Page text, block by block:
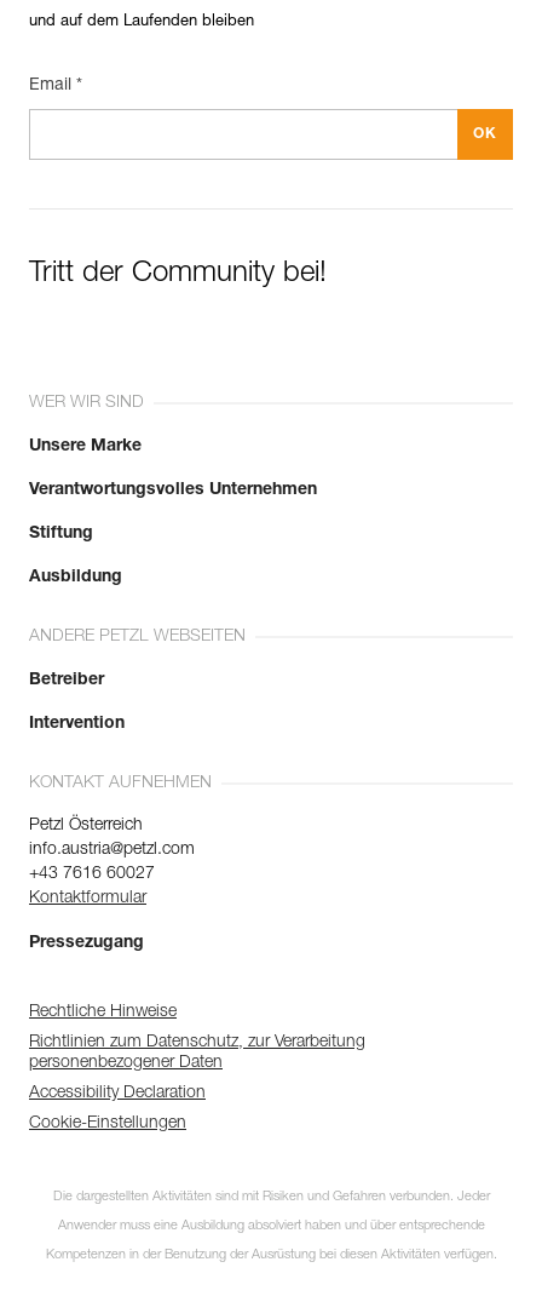
und auf dem Laufenden bleiben
Email *
Tritt der Community bei!
WER WIR SIND
Unsere Marke
Verantwortungsvolles Unternehmen
Stiftung
Ausbildung
ANDERE PETZL WEBSEITEN
Betreiber
Intervention
KONTAKT AUFNEHMEN
Petzl Österreich
info.austria@petzl.com
+43 7616 60027
Kontaktformular
Pressezugang
Rechtliche Hinweise
Richtlinien zum Datenschutz, zur Verarbeitung
personenbezogener Daten
Accessibility Declaration
Cookie-Einstellungen
Die dargestellten Aktivitäten sind mit Risiken und Gefahren verbunden. Jeder
Anwender muss eine Ausbildung absolviert haben und über entsprechende
Kompetenzen in der Benutzung der Ausrüstung bei diesen Aktivitäten verfügen.